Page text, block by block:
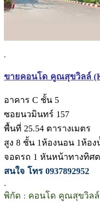
.
ขายคอนโด คูณสุขวิลล์
อาคาร C ชั้น 5
ซอยนวมินทร์ 157
พื้นที่ 25.54 ตารางเมตร
สูง 8 ชั้น 1ห้องนอน 1ห้อง
จอดรถ 1 หันหน้าทางทิศ
สนใจ โทร 0937892952
.
พิกัด : คอนโด คูณสุขวิลล์